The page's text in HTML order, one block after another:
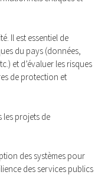
Il est essentiel de
du pays (données,
et d’évaluer les risques
de protection et
les projets de
des systèmes pour
des services publics